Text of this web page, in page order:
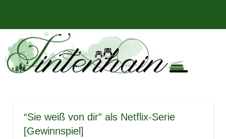
springen
Tintenhain
–
Der
Rezensionen
und
mehr
“Sie weiß von dir” als Netflix-Serie
[Gewinnspiel]